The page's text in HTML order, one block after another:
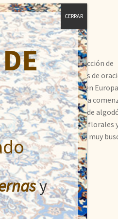
una tradición de la producción de
sus diseños de alfombras de
tamaños de alfombras en
El comercio a gran escala
de lana sobre una base de
tiempo. Algunos diseños florales
Usak son alfombras muy
y
CERRAR